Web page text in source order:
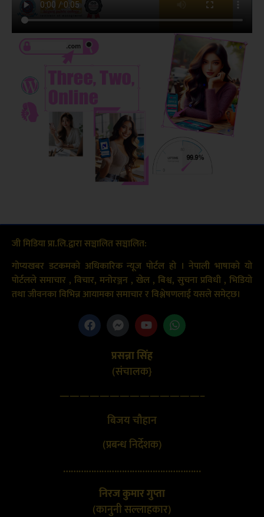
जी मिडिया प्रा.लि.द्वारा सञ्चालित सञ्चालित:
गोप्यखबर डटकमको अधिकारिक न्यूज पोर्टल हो । नेपाली भाषाको यो
पोर्टलले समाचार , विचार, मनोरञ्जन , खेल , बिश्व, सुचना प्रविधी , भिडियो
तथा जीवनका विभिन्न आयामका समाचार र विश्लेषणलाई यसले समेट्छ।
प्रसन्ना सिंह
(संचालक}
——————————————–
बिजय चौहान
(प्रबन्ध निर्देशक)
………………………………………………
निरज कुमार गुप्ता
(कानुनी सल्लाहकार)